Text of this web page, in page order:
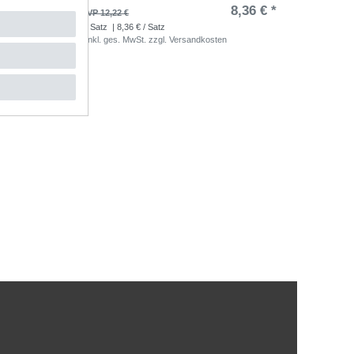
€ * UVP 12,22 € 8,36 € *
Satz
| 8,36 € / Satz
inkl. ges. MwSt. zzgl.Versandkosten